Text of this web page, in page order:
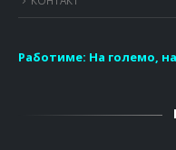
Работиме: На големо,